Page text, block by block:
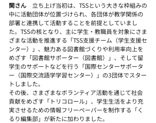
関さん 立ち上げ当初は、TSSという大きな枠組みの
中に活動団体が位置づけられ、各団体が教学関係の
部署と連携して活動することを前提としていまし
た。TSSの核となり、主に学生・教職員を対象にさま
ざまな活動を推進する「TSS支援チーム（学生支援セ
ンター）」、魅力ある図書館づくりや利用率向上を
めざす「図書館サポーター（図書館）」、そして留
学生のサポートなどを行う「国際センターサポータ
ー（国際交流語学学習センター）」の3団体でスター
トしました。
その後、さまざまなボランティア活動を通じて社会
貢献をめざす「トリコロール」、学生生活をより充
実させるための情報フリーペーパーを制作する「く
るり編集部」が新たに加わりました。